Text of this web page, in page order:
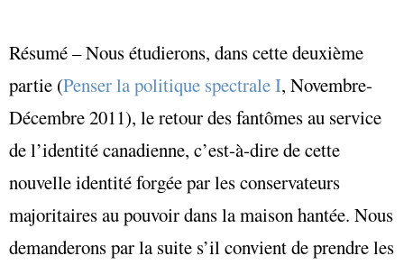
Résumé – Nous étudierons, dans cette deuxième
partie (Penser la politique spectrale I, Novembre-
Décembre 2011), le retour des fantômes au service
de l’identité canadienne, c’est-à-dire de cette
nouvelle identité forgée par les conservateurs
majoritaires au pouvoir dans la maison hantée. Nous
demanderons par la suite s’il convient de prendre les